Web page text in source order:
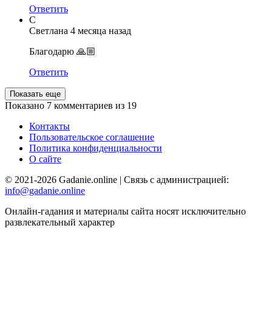
Ответить
С
Светлана 4 месяца назад
Благодарю 🙏🏼
Ответить
Показать еще
Показано 7 комментариев из 19
Контакты
Пользовательское соглашение
Политика конфиденциальности
О сайте
© 2021-2026 Gadanie.online | Связь с администрацией:
info@gadanie.online
Онлайн-гадания и материалы сайта носят исключительно
развлекательный характер